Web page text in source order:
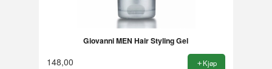
Giovanni MEN Hair Styling Gel
148,00 Kjøp